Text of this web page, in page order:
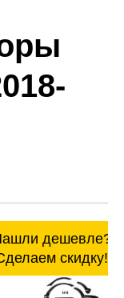
дешевле?
скидку!